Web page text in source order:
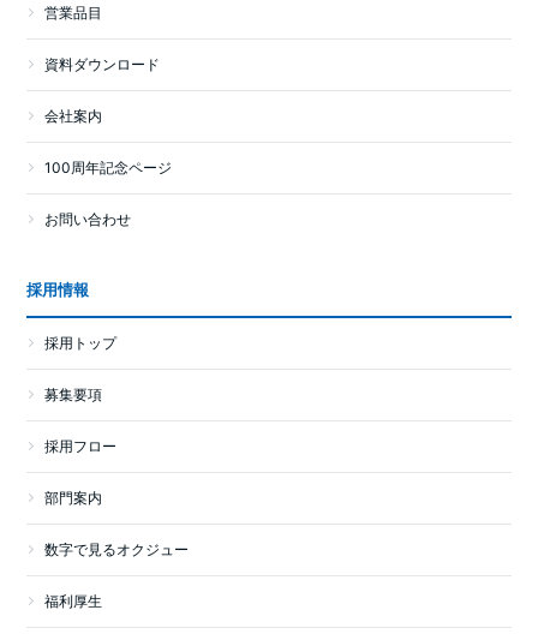
営業品目
資料ダウンロード
会社案内
100周年記念ページ
お問い合わせ
採用情報
採用トップ
募集要項
採用フロー
部門案内
数字で見るオクジュー
福利厚生